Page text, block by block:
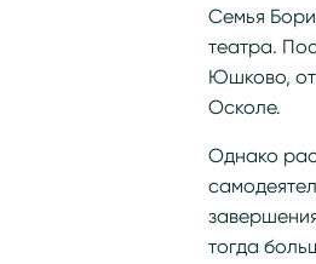
Семья
театра.
Юшково,
Осколе.
Однако
тогда